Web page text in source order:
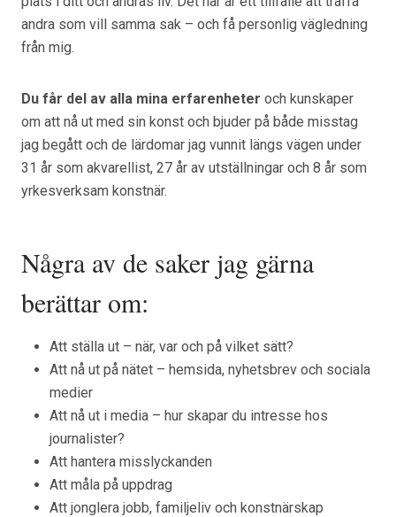
andra som vill samma sak – och få personlig vägledning
från mig.
Du får del av alla mina erfarenheter och kunskaper
om att nå ut med sin konst och bjuder på både misstag
jag begått och de lärdomar jag vunnit längs vägen under
31 år som akvarellist, 27 år av utställningar och 8 år som
yrkesverksam konstnär.
Några av de saker jag gärna
berättar om:
Att ställa ut – när, var och på vilket sätt?
Att nå ut på nätet – hemsida, nyhetsbrev och sociala
medier
Att nå ut i media – hur skapar du intresse hos
journalister?
Att hantera misslyckanden
Att måla på uppdrag
Att jonglera jobb, familjeliv och konstnärskap